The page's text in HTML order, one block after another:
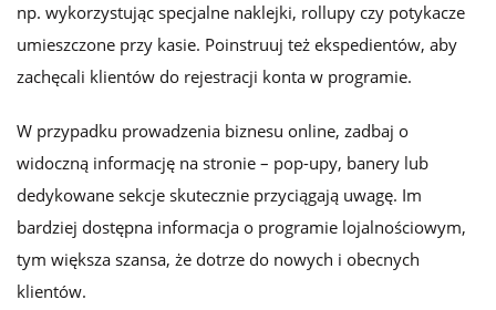
np. wykorzystując specjalne naklejki, rollupy czy potykacze
umieszczone przy kasie. Poinstruuj też ekspedientów, aby
zachęcali klientów do rejestracji konta w programie.
W przypadku prowadzenia biznesu online, zadbaj o
widoczną informację na stronie – pop-upy, banery lub
dedykowane sekcje skutecznie przyciągają uwagę. Im
bardziej dostępna informacja o programie lojalnościowym,
tym większa szansa, że dotrze do nowych i obecnych
klientów.